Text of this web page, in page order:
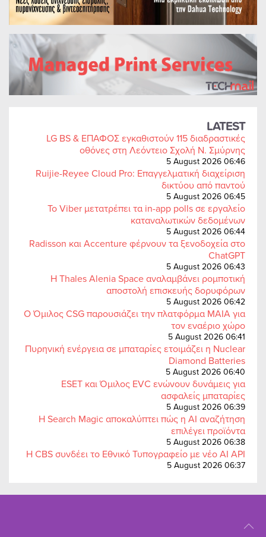
LATEST
LG BS & ΕΠΑΦΟΣ εγκαθιστούν 115 διαδραστικές
οθόνες στη Λεόντειο Σχολή Ν. Σμύρνης
5 August 2026 06:46
Ruijie-Reyee Cloud Pro: Επαγγελματική διαχείριση
δικτύου από παντού
5 August 2026 06:45
Το Viber μετατρέπει τα in-app polls σε εργαλείο
καταναλωτικών δεδομένων
5 August 2026 06:44
Radisson και Accenture φέρνουν τα ξενοδοχεία στο
ChatGPT
5 August 2026 06:43
Η Thales Alenia Space αναλαμβάνει ρομποτική
αποστολή επισκευής δορυφόρων
5 August 2026 06:42
Ο Όμιλος CSG παρουσιάζει την πλατφόρμα MAIA για
τον εναέριο χώρο
5 August 2026 06:41
Πυρηνική ενέργεια σε μπαταρίες ετοιμάζει η Nuclear
Diamond Batteries
5 August 2026 06:40
ESET και Όμιλος EVC ενώνουν δυνάμεις για
ασφαλείς μπαταρίες
5 August 2026 06:39
Η Search Magic αποκαλύπτει πώς η AI αναζήτηση
επιλέγει προϊόντα
5 August 2026 06:38
Η CBS συνδέει το Εθνικό Τυπογραφείο με νέο AI API
5 August 2026 06:37